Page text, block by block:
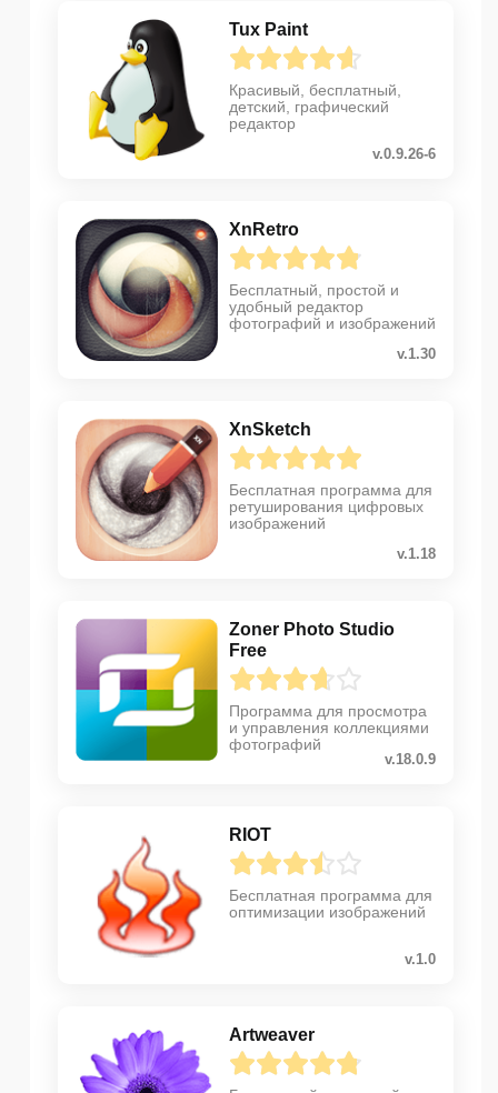
Tux Paint
Красивый, бесплатный,
детский, графический
редактор
v.0.9.26-6
XnRetro
Бесплатный, простой и
удобный редактор
фотографий и изображений
v.1.30
XnSketch
Бесплатная программа для
ретуширования цифровых
изображений
v.1.18
Zoner Photo Studio
Free
Программа для просмотра
и управления коллекциями
фотографий
v.18.0.9
RIOT
Бесплатная программа для
оптимизации изображений
v.1.0
Artweaver